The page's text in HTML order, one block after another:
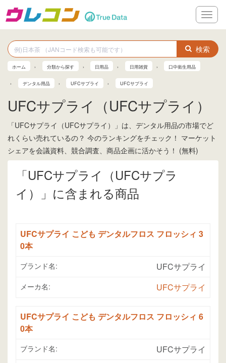
メ
ニ
ー
検索
ホーム 分類から探す 日用品 日用雑貨 口中衛生用品
デンタル用品 UFCサプライ UFCサプライ
UFCサプライ（UFCサプライ）
「UFCサプライ（UFCサプライ）」は、デンタル用品の市場でど
れくらい売れているの？ 今のランキングをチェック！ マーケット
シェアを会議資料、競合調査、商品企画に活かそう！ (無料)
「UFCサプライ（UFCサプラ
イ）」に含まれる商品
UFCサプライ こども デンタルフロス フロッシィ 3
0本
ブランド名: UFCサプライ
メーカ名: UFCサプライ
UFCサプライ こども デンタルフロス フロッシィ 6
0本
ブランド名: UFCサプライ